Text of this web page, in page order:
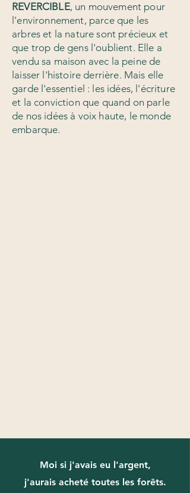
REVERCIBLE, un mouvement pour
l'environnement, parce que les
arbres et la nature sont précieux et
que trop de gens l'oublient. Elle a
vendu sa maison avec la peine de
laisser l'histoire derrière. Mais elle
garde l'essentiel : les idées, l'écriture
et la conviction que quand on parle
de nos idées à voix haute, le monde
embarque.
Moi si j'avais eu l'argent,
j'aurais acheté toutes les forêts.